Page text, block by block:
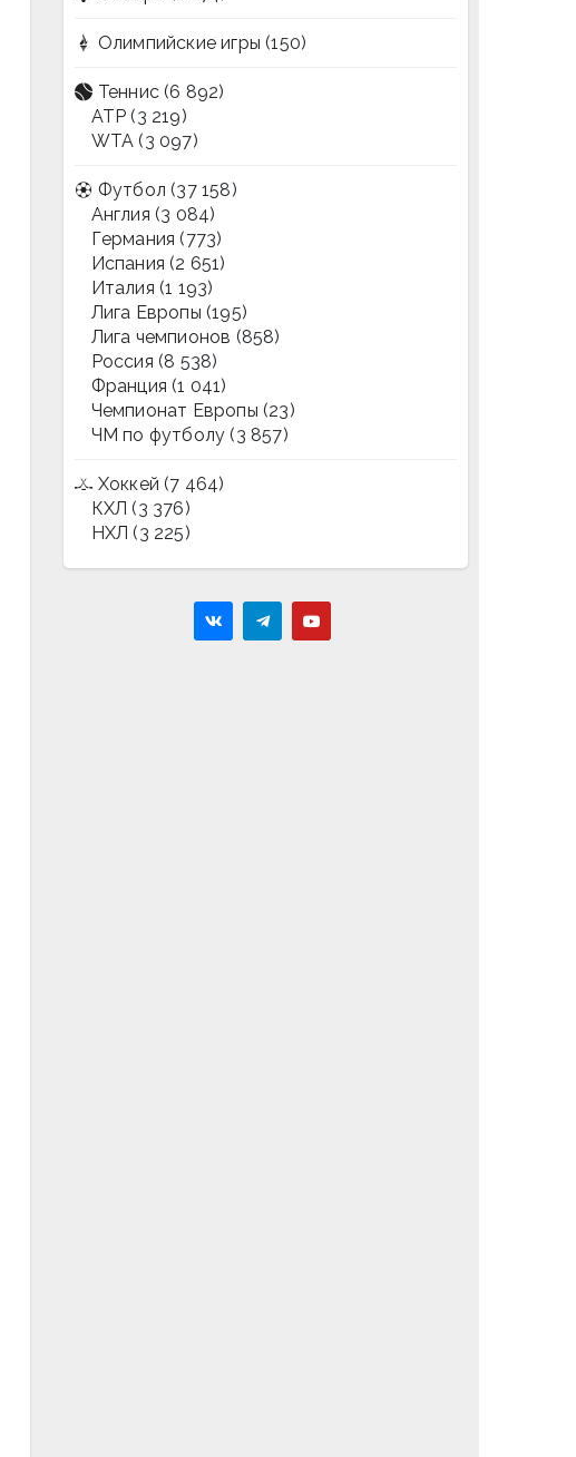
Олимпийские игры (150)
Теннис (6 892)
ATP (3 219)
WTA (3 097)
Футбол (37 158)
Англия (3 084)
Германия (773)
Испания (2 651)
Италия (1 193)
Лига Европы (195)
Лига чемпионов (858)
Россия (8 538)
Франция (1 041)
Чемпионат Европы (23)
ЧМ по футболу (3 857)
Хоккей (7 464)
КХЛ (3 376)
НХЛ (3 225)